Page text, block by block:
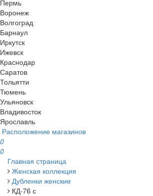
Пермь
Воронеж
Волгоград
Барнаул
Иркутск
Ижевск
Краснодар
Саратов
Тольятти
Тюмень
Ульяновск
Владивосток
Ярославль
Расположение магазинов
0
0
Главная страница
Женская коллекция
Дубленки женские
КД-76 с